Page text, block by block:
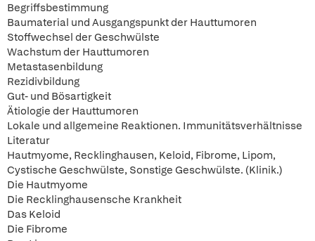
Begriffsbestimmung
Baumaterial und Ausgangspunkt der Hauttumoren
Stoffwechsel der Geschwülste
Wachstum der Hauttumoren
Metastasenbildung
Rezidivbildung
Gut- und Bösartigkeit
Ätiologie der Hauttumoren
Lokale und allgemeine Reaktionen. Immunitätsverhältnisse
Literatur
Hautmyome, Recklinghausen, Keloid, Fibrome, Lipom,
Cystische Geschwülste, Sonstige Geschwülste. (Klinik.)
Die Hautmyome
Die Recklinghausensche Krankheit
Das Keloid
Die Fibrome